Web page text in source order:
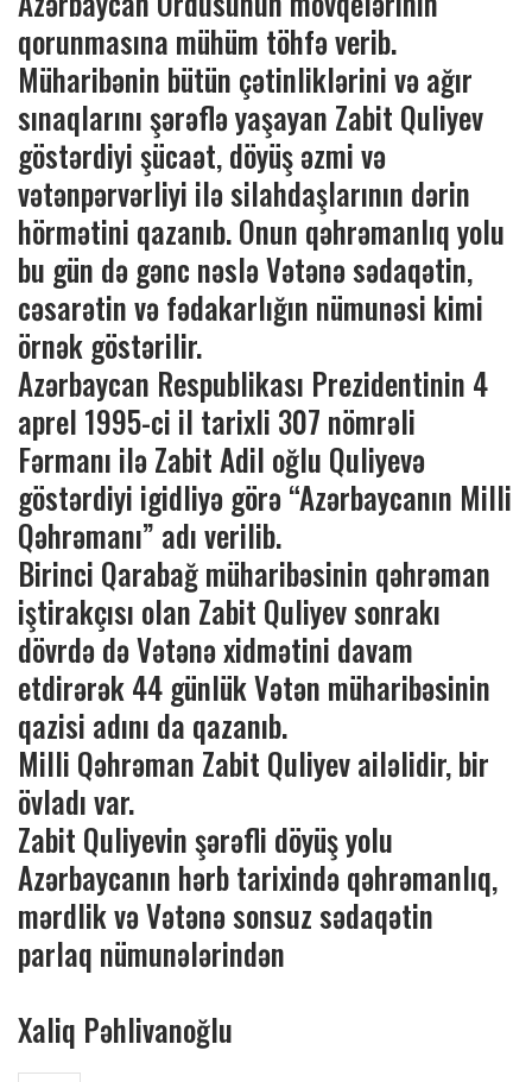
qorunmasına mühüm töhfə verib.
Müharibənin bütün çətinliklərini və ağır
sınaqlarını şərəflə yaşayan Zabit Quliyev
göstərdiyi şücaət, döyüş əzmi və
vətənpərvərliyi ilə silahdaşlarının dərin
hörmətini qazanıb. Onun qəhrəmanlıq yolu
bu gün də gənc nəslə Vətənə sədaqətin,
cəsarətin və fədakarlığın nümunəsi kimi
örnək göstərilir.
Azərbaycan Respublikası Prezidentinin 4
aprel 1995-ci il tarixli 307 nömrəli
Fərmanı ilə Zabit Adil oğlu Quliyevə
göstərdiyi igidliyə görə “Azərbaycanın Milli
Qəhrəmanı” adı verilib.
Birinci Qarabağ müharibəsinin qəhrəman
iştirakçısı olan Zabit Quliyev sonrakı
dövrdə də Vətənə xidmətini davam
etdirərək 44 günlük Vətən müharibəsinin
qazisi adını da qazanıb.
Milli Qəhrəman Zabit Quliyev ailəlidir, bir
övladı var.
Zabit Quliyevin şərəfli döyüş yolu
Azərbaycanın hərb tarixində qəhrəmanlıq,
mərdlik və Vətənə sonsuz sədaqətin
parlaq nümunələrindən
Xaliq Pəhlivanoğlu